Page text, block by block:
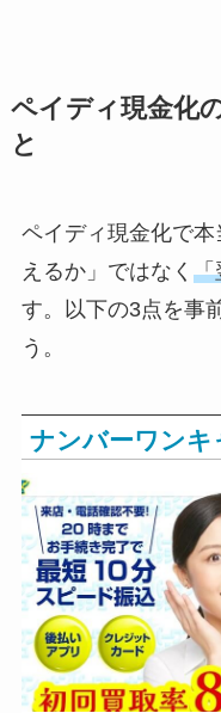
ペイディ現金化
と
ペイディ現金化で
えるか」ではなく 「
す。以下の3点を事
う。
ナンバーワンキ